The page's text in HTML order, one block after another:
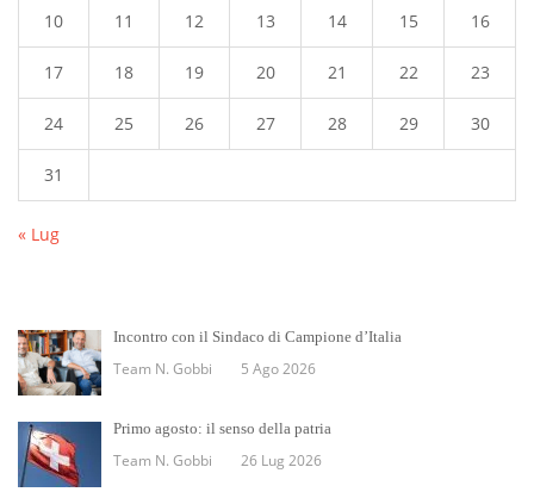
10 11 12 13 14 15 16
17 18 19 20 21 22 23
24 25 26 27 28 29 30
31
« Lug
Incontro con il Sindaco di Campione d’Italia
Team N. Gobbi 5 Ago 2026
Primo agosto: il senso della patria
Team N. Gobbi 26 Lug 2026